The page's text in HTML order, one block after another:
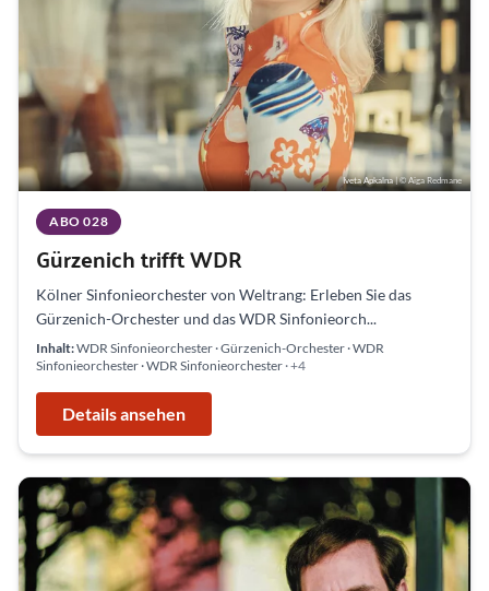
Iveta Apkalna| © Aiga Redmane
ABO 028
Gürzenich trifft WDR
Kölner Sinfonieorchester von Weltrang: Erleben Sie das
Gürzenich-Orchester und das WDR Sinfonieorch...
Inhalt:WDR Sinfonieorchester · Gürzenich-Orchester · WDR
Sinfonieorchester · WDR Sinfonieorchester · +4
Details ansehen